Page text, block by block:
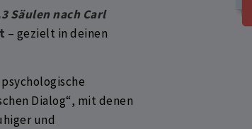
Säulen nach Carl
– gezielt in deinen
Dialog“, mit denen
und